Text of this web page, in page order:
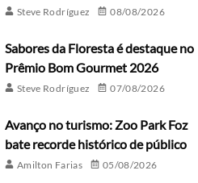
Steve Rodríguez 08/08/2026
Sabores da Floresta é destaque no
Prêmio Bom Gourmet 2026
Steve Rodríguez 07/08/2026
Avanço no turismo: Zoo Park Foz
bate recorde histórico de público
Amilton Farias 05/08/2026